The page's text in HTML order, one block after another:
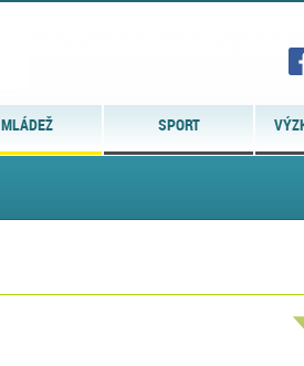
MLÁDEŽ SPORT